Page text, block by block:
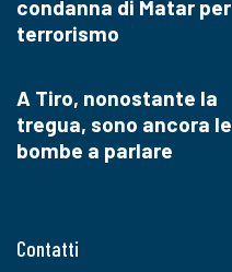
Contatti
condanna di Matar per
terrorismo
A Tiro, nonostante la
tregua, sono ancora le
bombe a parlare